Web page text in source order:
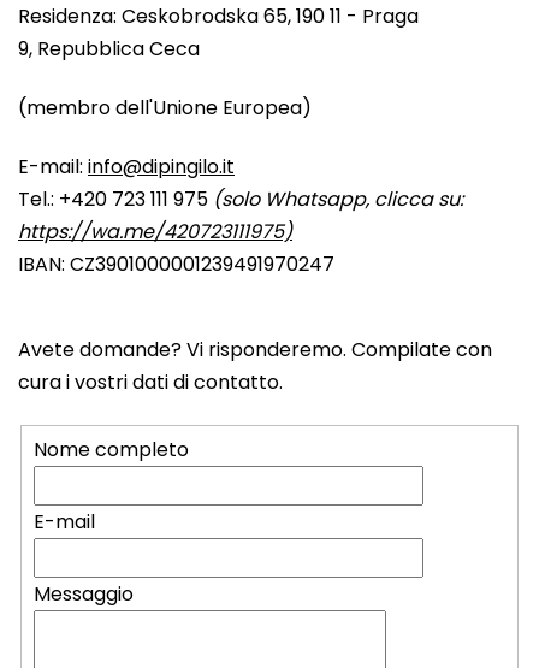
Residenza: Ceskobrodska 65, 190 11 - Praga
9, Repubblica Ceca
(membro dell'Unione Europea)
E-mail: info@dipingilo.it
Tel.: +420 723 111 975 (solo Whatsapp, clicca su:
https://wa.me/420723111975)
IBAN: CZ3901000001239491970247
Avete domande? Vi risponderemo. Compilate con
cura i vostri dati di contatto.
Nome completo
E-mail
Messaggio